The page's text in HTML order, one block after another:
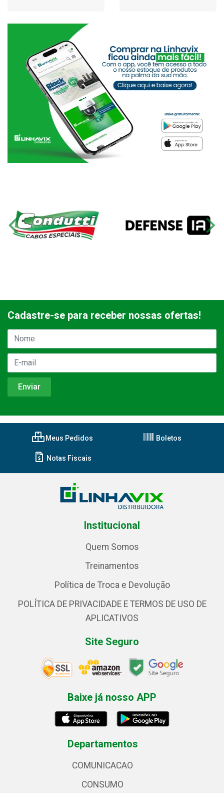
Cadastre-se para receber nossas ofertas!
Meus Pedidos Boletos
Notas Fiscais
Institucional
Quem Somos
Treinamentos
Política de Troca e Devolução
POLÍTICA DE PRIVACIDADE E TERMOS DE USO DE
APLICATIVOS
Site Seguro
Baixe já nosso APP
Departamentos
COMUNICACAO
CONSUMO